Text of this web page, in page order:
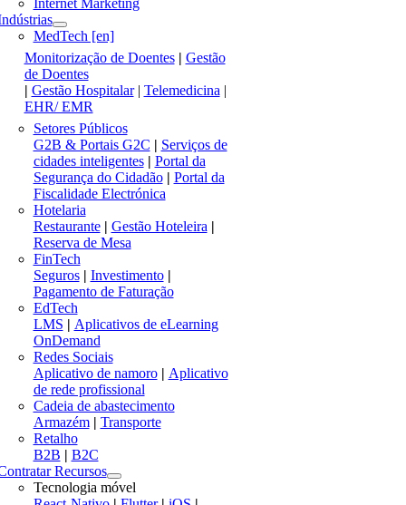
Internet Marketing
MedTech [en]
Monitorização de Doentes | Gestão
de Doentes
| Gestão Hospitalar | Telemedicina|
EHR/ EMR
Setores Públicos
G2B & Portais G2C | Serviços de
cidades inteligentes| Portal da
Segurança do Cidadão| Portal da
Fiscalidade Electrónica
Hotelaria
Restaurante| Gestão Hoteleira|
Reserva de Mesa
FinTech
Seguros| Investimento|
Pagamento de Faturação
EdTech
LMS | Aplicativos de eLearning
OnDemand
Redes Sociais
Aplicativo de namoro| Aplicativo
de rede profissional
Cadeia de abastecimento
Armazém| Transporte
Retalho
B2B | B2C
Recursos
Tecnologia móvel